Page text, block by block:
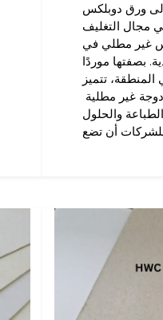
ورق دوبلكس
مجال التغليف
غير مطلي في
بصفتها موردًا
تتميز
غير مطلية
والحلول